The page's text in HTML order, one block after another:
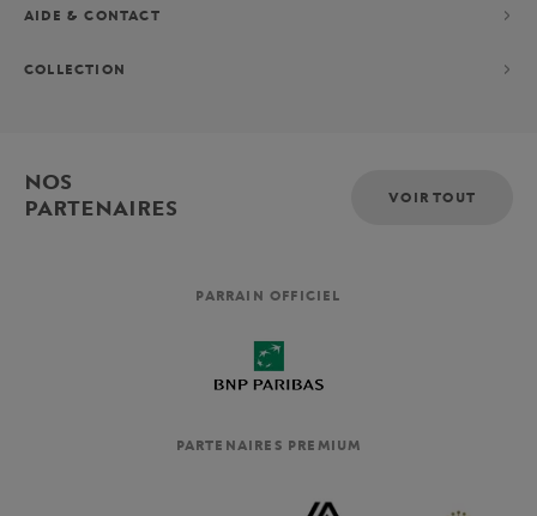
AIDE & CONTACT
COLLECTION
NOS
PARTENAIRES
VOIR TOUT
PARRAIN OFFICIEL
PARTENAIRES PREMIUM